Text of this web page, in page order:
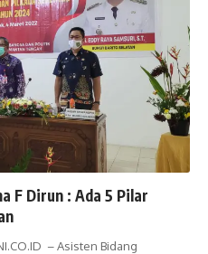
F Dirun : Ada 5 Pilar
– Asisten Bidang